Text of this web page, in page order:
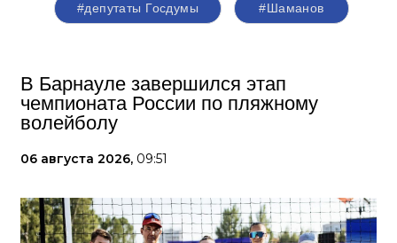
#депутаты Госдумы #Шаманов
В Барнауле завершился этап
чемпионата России по пляжному
волейболу
06 августа 2026, 09:51